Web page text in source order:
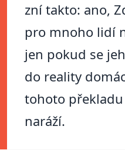
zní takto: ano,
pro mnoho lidí
jen pokud se
do reality
tohoto
naráží.